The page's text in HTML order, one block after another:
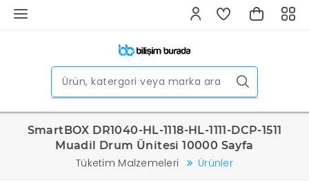
SmartBOX DR1040-HL-1118-HL-1111-DCP-1511
Muadil Drum Ünitesi 10000 Sayfa
Tüketim Malzemeleri Ürünler